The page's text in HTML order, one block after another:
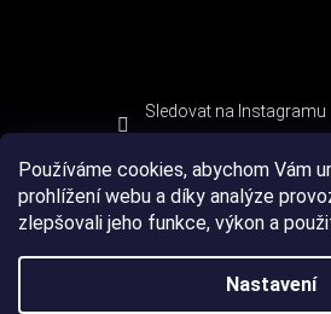
Používáme cookies, abychom Vám
prohlížení webu a díky analýze
zlepšovali jeho funkce, výkon a
Nastavení
Sledovat na Instagramu